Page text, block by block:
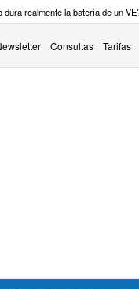
dura realmente la batería de un
Consultas Tarifas